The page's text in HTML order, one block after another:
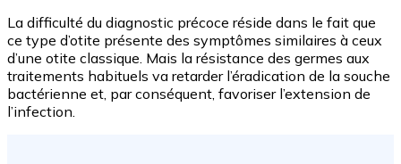
La difficulté du diagnostic précoce réside dans le fait que
ce type d’otite présente des symptômes similaires à ceux
d’une otite classique. Mais la résistance des germes aux
traitements habituels va retarder l’éradication de la souche
bactérienne et, par conséquent, favoriser l’extension de
l’infection.